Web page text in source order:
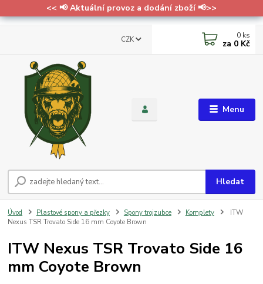
<< 📢 Aktuální provoz a dodání zboží 📢>>
Menu
CZK
Hledat
0 ks
za 0 Kč
Úvod Plastové spony a přezky Spony trojzubce Komplety
ITW
Nexus TSR Trovato Side 16 mm Coyote Brown
ITW Nexus TSR Trovato Side 16
mm Coyote Brown